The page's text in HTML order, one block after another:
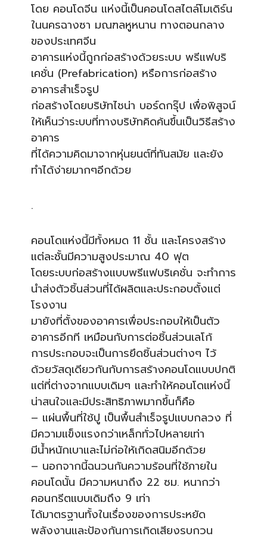
โดย คอนโดจีน แห่งนี้เป็นคอนโดสไตล์โมเดิร์น
ในนครฉางซา มณฑลหูหนาน ทางตอนกลาง
ของประเทศจีน
อาคารแห่งนี้ถูกก่อสร้างด้วยระบบ พรีแฟบริ
เคชั่น (Prefabrication) หรือการก่อสร้าง
อาคารสำเร็จรูป
ก่อสร้างโดยบริษัทไชน่า บอร์ดกรุ๊ป เพื่อพิสูจน์
ให้เห็นว่าระบบที่ทางบริษัทคิดค้นขึ้นเป็นวิธีสร้าง
อาคาร
ที่ได้ความคิดมาจากหุ่นยนต์ที่ทันสมัย และยัง
ทำได้ง่ายมากๆอีกด้วย
.
คอนโดแห่งนี้มีทั้งหมด 11 ชั้น และโครงสร้าง
แต่ละชั้นมีความสูงประมาณ 40 ฟุต
โดยระบบก่อสร้างแบบพรีแฟบริเคชั่น จะทำการ
นำส่งตัวชิ้นส่วนที่ได้ผลิตและประกอบตั้งแต่
โรงงาน
มายังที่ตั้งของอาคารเพื่อประกอบให้เป็นตัว
อาคารอีกที เหมือนกับการต่อชิ้นส่วนเลโก้
การประกอบจะเป็นการยึดชิ้นส่วนต่างๆ ไว้
ด้วยวัสดุเดียวกันกับการสร้างคอนโดแบบปกติ
แต่ที่ต่างจากแบบเดิมๆ และทำให้คอนโดแห่งนี้
น่าสนใจและมีประสิทธิภาพมากขึ้นก็คือ
– แผ่นพื้นที่ใช้ปู เป็นพื้นสำเร็จรูปแบบกลวง ที่
มีความแข็งแรงกว่าเหล็กทั่วไปหลายเท่า
มีน้ำหนักเบาและไม่ก่อให้เกิดสนิมอีกด้วย
– นอกจากนี้ฉนวนกันความร้อนที่ใช้ภายใน
คอนโดนั้น มีความหนาถึง 22 ซม. หนากว่า
คอนกรีตแบบเดิมถึง 9 เท่า
ได้มาตรฐานทั้งในเรื่องของการประหยัด
พลังงานและป้องกันการเกิดเสียงรบกวน